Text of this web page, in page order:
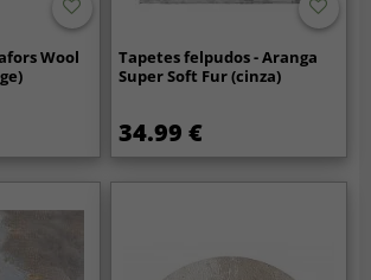
Wool
Tapetes felpudos - Aranga
Super Soft Fur (cinza)
34.99 €